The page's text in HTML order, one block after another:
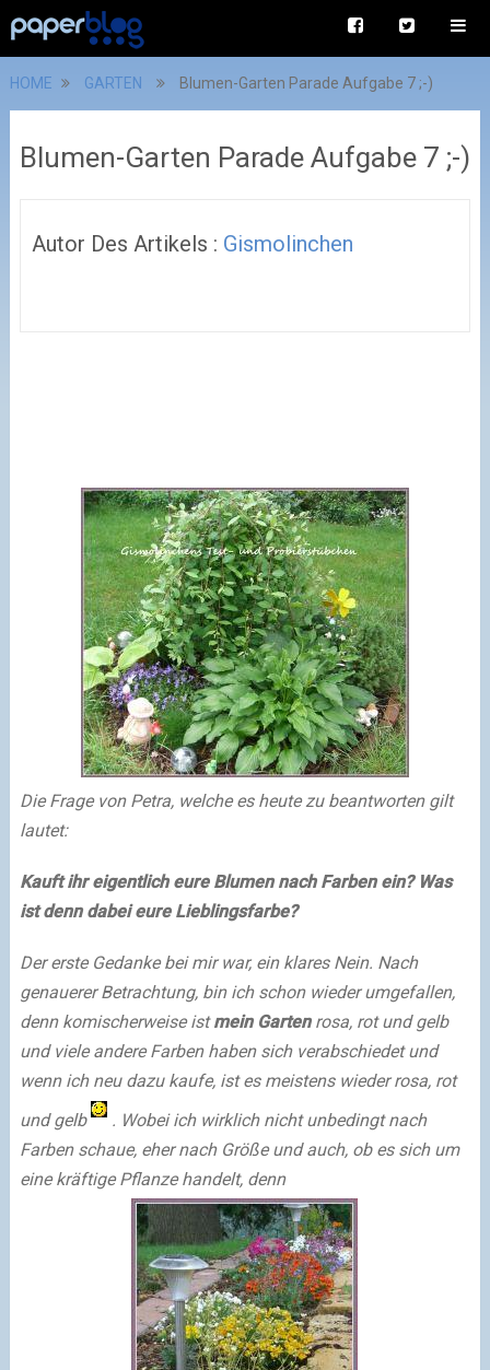
HOME GARTEN Blumen-Garten Parade Aufgabe 7 ;-)
Blumen-Garten Parade Aufgabe 7 ;-)
Autor Des Artikels : Gismolinchen
Die Frage von Petra, welche es heute zu beantworten gilt
lautet:
Kauft ihr eigentlich eure Blumen nach Farben ein? Was
ist denn dabei eure Lieblingsfarbe?
Der erste Gedanke bei mir war, ein klares Nein. Nach
genauerer Betrachtung, bin ich schon wieder umgefallen,
denn komischerweise istmein Gartenrosa, rot und gelb
und viele andere Farben haben sich verabschiedet und
wenn ich neu dazu kaufe, ist es meistens wieder rosa, rot
und gelb
. Wobei ich wirklich nicht unbedingt nach
Farben schaue, eher nach Größe und auch, ob es sich um
eine kräftige Pflanze handelt, denn